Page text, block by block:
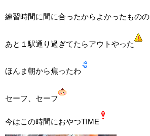
練習時間に間に合ったからよかったものの
あと１駅通り過ぎてたらアウトやった
ほんま朝から焦ったわ
セーフ、セーフ
今はこの時間におやつTIME